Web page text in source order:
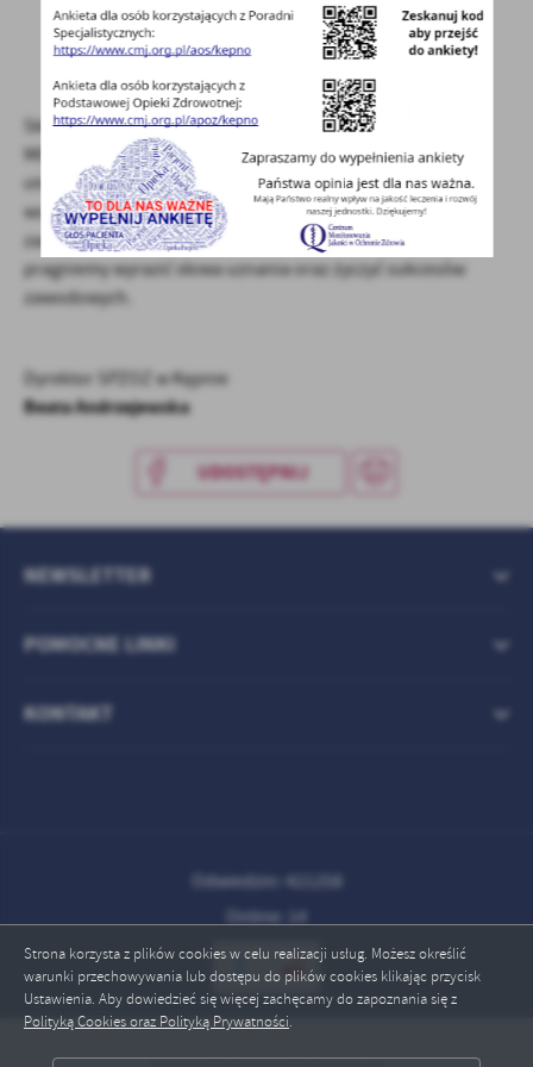
Strona korzysta z plików cookies w celu realizacji usług. Możesz określić
warunki przechowywania lub dostępu do plików cookies klikając przycisk
Ustawienia. Aby dowiedzieć się więcej zachęcamy do zapoznania się z
Polityką Cookies oraz Polityką Prywatności.
treści w postaci wiadomości, ofert, komunikatów mediów
społecznościowych.
Składamy Serdeczne podziękowania dla właścicieli firmy
MEBLE MARZENIE za okazane wsparcie i hojność, które
otrzymaliśmy od Państwa w jakże trudnym dla nasz
wszystkim czasie. Doceniając Państwa wielkie serce i
zaangażowanie w niesieniu pomocy naszemu Szpitalowi,
pragniemy wyrazić słowa uznania oraz życzyć sukcesów
zawodowych.
Dyrektor SPZOZ w Kępnie
Beata Andrzejewska
UDOSTĘPNIJ
POMOCNE LINKI
NEWSLETTER
KONTAKT
Odwiedzin: 421258
Online: 14